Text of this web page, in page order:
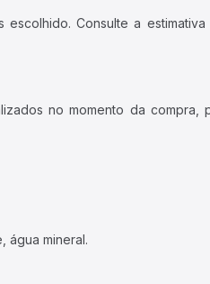
Consulte a estimativa
no momento da compra,
água mineral.